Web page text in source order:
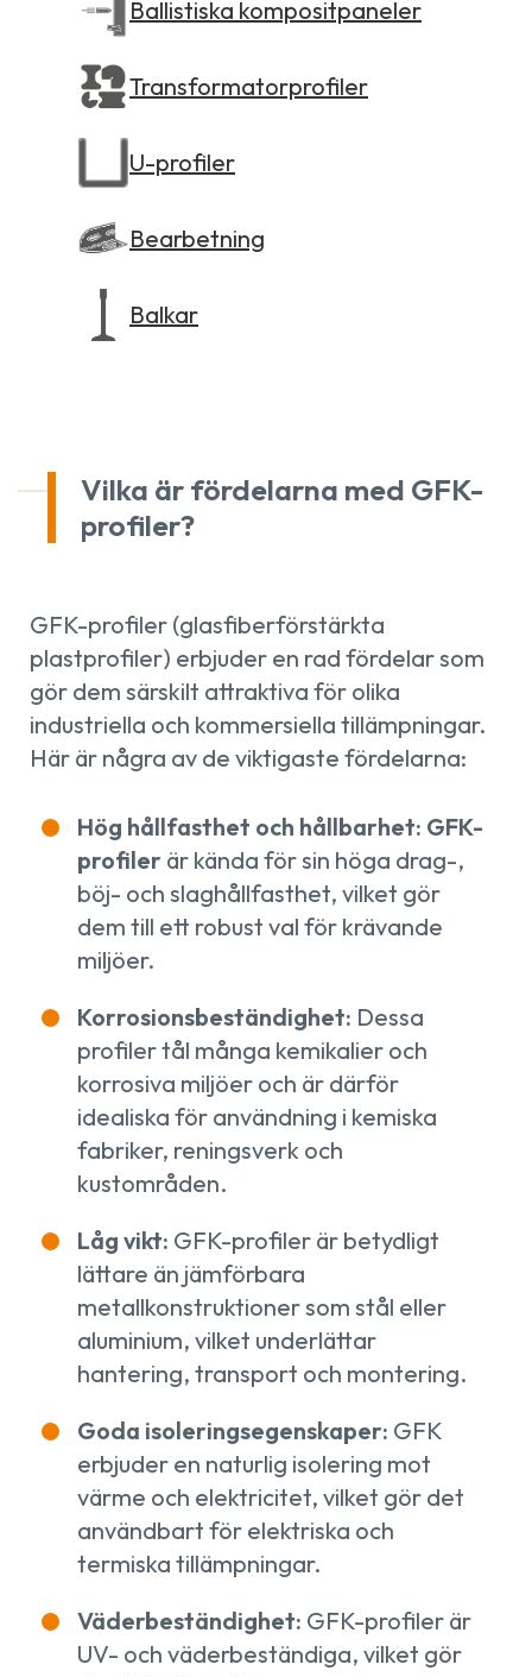
Ballistiska kompositpaneler
Transformatorprofiler
U-profiler
Bearbetning
Balkar
Vilka är fördelarna med GFK-
profiler?
GFK-profiler (glasfiberförstärkta
plastprofiler) erbjuder en rad fördelar som
gör dem särskilt attraktiva för olika
industriella och kommersiella tillämpningar.
Här är några av de viktigaste fördelarna:
Hög hållfasthet och hållbarhet: GFK-
profiler är kända för sin höga drag-,
böj- och slaghållfasthet, vilket gör
dem till ett robust val för krävande
miljöer.
Korrosionsbeständighet: Dessa
profiler tål många kemikalier och
korrosiva miljöer och är därför
idealiska för användning i kemiska
fabriker, reningsverk och
kustområden.
Låg vikt: GFK-profiler är betydligt
lättare än jämförbara
metallkonstruktioner som stål eller
aluminium, vilket underlättar
hantering, transport och montering.
Goda isoleringsegenskaper: GFK
erbjuder en naturlig isolering mot
värme och elektricitet, vilket gör det
användbart för elektriska och
termiska tillämpningar.
Väderbeständighet: GFK-profiler är
UV- och väderbeständiga, vilket gör